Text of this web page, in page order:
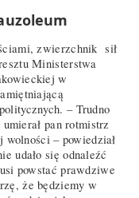
zwierzchnik sił
Ministerstwa
w
– Trudno
pan rotmistrz
– powiedział
udało się odnaleźć
powstać prawdziwe
że będziemy w